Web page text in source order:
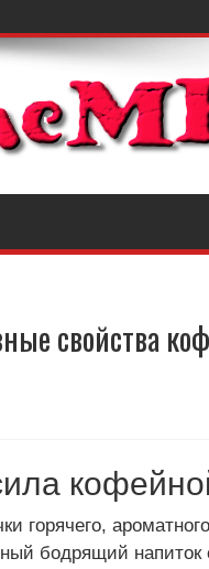
свойства
горячего,
бодрящий напиток